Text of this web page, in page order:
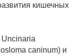
кишечных
Uncinaria
caninum) и